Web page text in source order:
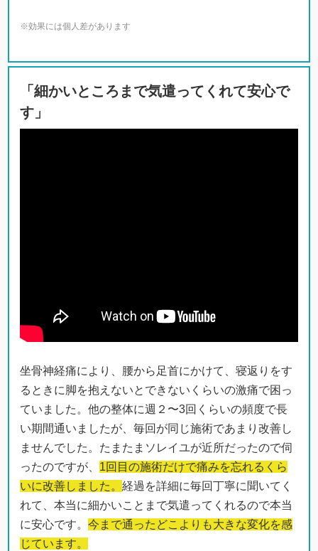
※効果には個人差があります
「細かいところまで気遣ってくれて安心で
す」
坐骨神経痛により、腰から足首にかけて、寝返りをす
るときに脚を抱えないとできないくらいの激痛で困っ
ていました。他の整体に週２〜3回くらいの頻度で長
い期間通いましたが、毎回が同じ施術であまり改善し
ませんでした。たまたまソレイユが近所だったので伺
ったのですが、 1回目の施術だけで痛みを忘れるくら
いに改善しました。 経過を詳細に毎回丁寧に聞いてく
れて、本当に細かいことまで気遣ってくれるので本当
に安心です。 今まで通ったどこよりも大きな変化を感
じています。